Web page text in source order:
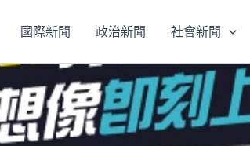
國際新聞 政治新聞 社會新聞